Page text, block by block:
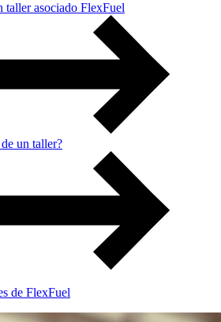
taller asociado FlexFuel
un taller?
de FlexFuel